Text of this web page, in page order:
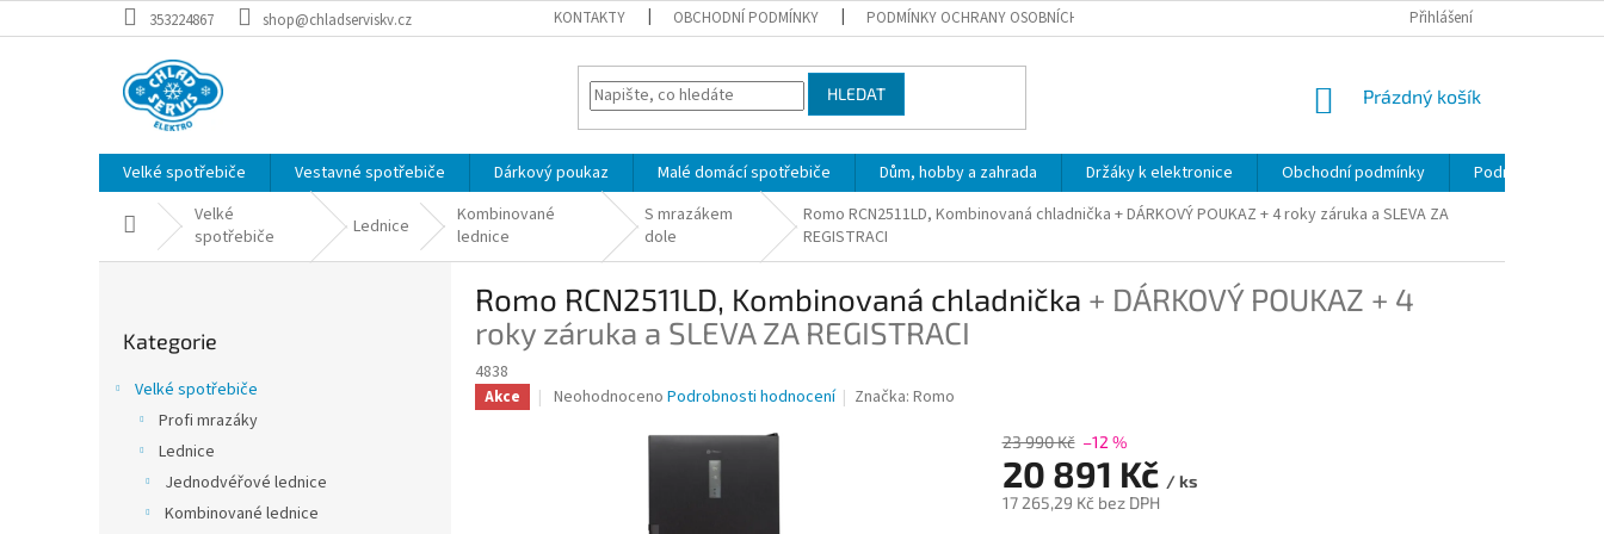
na
353224867 shop@chladserviskv.cz KONTAKTY OBCHODNÍ PODMÍNKY PODMÍNKY OCHRANY OSOBNÍCH ÚDAJŮ Přihlášení
HLEDAT
NÁKUPNÍ
Prázdný košík
Velké spotřebiče Vestavné spotřebiče Dárkový poukaz Malé domácí spotřebiče Dům, hobby a zahrada Držáky k elektronice Obchodní podmínky Podmínky
Domů Velké
spotřebiče
Lednice
Kombinované
lednice
S mrazákem
dole
Romo RCN2511LD, Kombinovaná chladnička+ DÁRKOVÝ POUKAZ + 4 roky záruka a SLEVA ZA
REGISTRACI
kategorie
Kategorie
Velké spotřebiče
Profi mrazáky
Lednice
Jednodvéřové lednice
Kombinované lednice
Romo RCN2511LD, Kombinovaná chladnička + DÁRKOVÝ POUKAZ + 4
roky záruka a SLEVA ZA REGISTRACI
4838
Akce
Průměrné
Neohodnoceno Podrobnosti hodnocení Značka:Romo
23 990 Kč –12 %
20 891 Kč / ks
17 265,29 Kč bez DPH